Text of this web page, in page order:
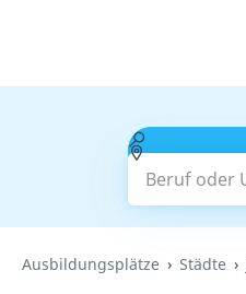
Beruf oder
Ausbildungsplätze Städte